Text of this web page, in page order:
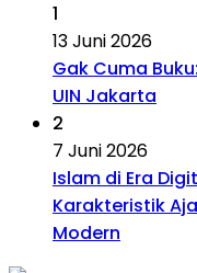
1
13 Juni 2026
Gak Cuma
UIN Jakarta
2
7 Juni 2026
Islam di Era
Karakteristik
Modern